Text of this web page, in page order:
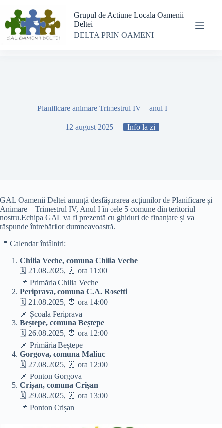
conținut
Grupul de Actiune Locala Oamenii
Deltei
DELTA PRIN OAMENI
Planificare animare Trimestrul IV – anul I
12 august 2025 Info la zi
GAL Oamenii Deltei anunță desfășurarea acțiunilor de Planificare și
Animare – Trimestrul IV, Anul I în cele 5 comune din teritoriul
nostru.Echipa GAL va fi prezentă cu ghiduri de finanțare și va
răspunde întrebărilor dumneavoastră.
📍 Calendar întâlniri:
Chilia Veche, comuna Chilia Veche
🗓 21.08.2025, ⏰ ora 11:00
📌 Primăria Chilia Veche
Periprava, comuna C.A. Rosetti
🗓 21.08.2025, ⏰ ora 14:00
📌 Școala Periprava
Beștepe, comuna Beștepe
🗓 26.08.2025, ⏰ ora 12:00
📌 Primăria Beștepe
Gorgova, comuna Maliuc
🗓 27.08.2025, ⏰ ora 12:00
📌 Ponton Gorgova
Crișan, comuna Crișan
🗓 29.08.2025, ⏰ ora 13:00
📌 Ponton Crișan